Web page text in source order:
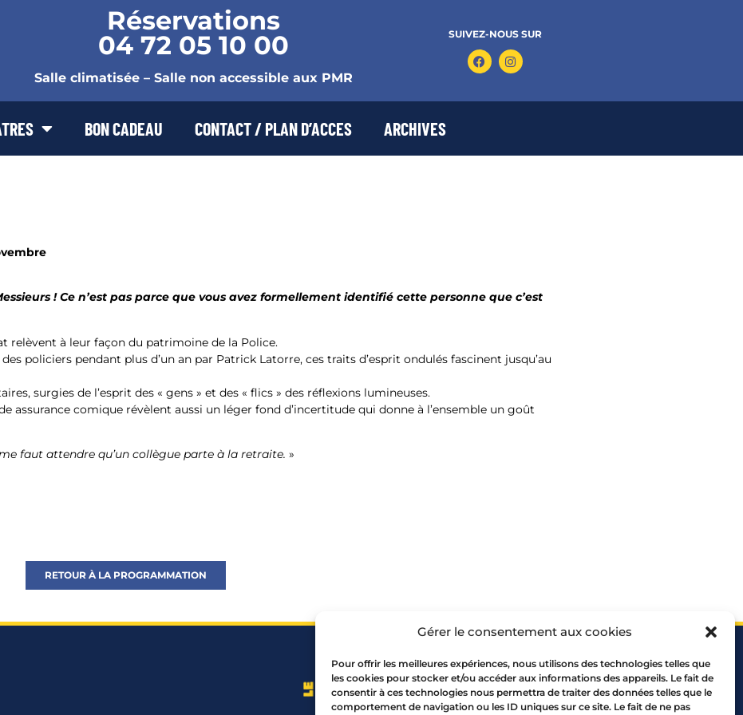
Gérer le consentement aux cookies
Pour offrir les meilleures expériences, nous utilisons des technologies telles que
les cookies pour stocker et/ou accéder aux informations des appareils. Le fait de
consentir à ces technologies nous permettra de traiter des données telles que le
comportement de navigation ou les ID uniques sur ce site. Le fait de ne pas
Réservations
04 72 05 10 00
Salle climatisée – Salle non accessible aux PMR
SUIVEZ-NOUS SUR
BON CADEAU CONTACT / PLAN D’ACCES ARCHIVES
! Ce n’est pas parce que vous avez formellement identifié cette personne que c’est
relèvent à leur façon du patrimoine de la Police.
policiers pendant plus d’un an par Patrick Latorre, ces traits d’esprit ondulés fascinent jusqu’au
surgies de l’esprit des « gens » et des « flics » des réflexions lumineuses.
assurance comique révèlent aussi un léger fond d’incertitude qui donne à l’ensemble un goût
faut attendre qu’un collègue parte à la retraite. »
RETOUR À LA PROGRAMMATION